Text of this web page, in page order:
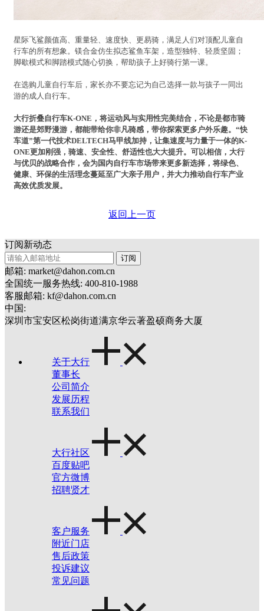
星际飞鲨颜值高、重量轻、速度快、更易骑，满足人们对顶配儿童自
行车的所有想象。镁合金仿生拟态鲨鱼车架，造型独特、轻质坚固；
脚歇模式和脚踏模式随心切换，帮助孩子上好骑行第一课。
在选购儿童自行车后，家长亦不要忘记为自己选择一款与孩子一同出
游的成人自行车。
大行折叠自行车K-ONE，将运动风与实用性完美结合，不论是都市骑
游还是郊野漫游，都能带给你非凡骑感，带你探索更多户外乐趣。“快
车道”第一代技术DELTECH马甲线加持，让集速度与力量于一体的K-
ONE更加刚强，骑速、安全性、舒适性也大大提升。可以相信，大行
与优贝的战略合作，会为国内自行车市场带来更多新选择，将绿色、
健康、环保的生活理念蔓延至广大亲子用户，并大力推动自行车产业
高效优质发展。
返回上一页
订阅新动态
订阅
邮箱: market@dahon.com.cn
全国统一服务热线: 400-810-1988
客服邮箱: kf@dahon.com.cn
中国:
深圳市宝安区松岗街道满京华云著盈硕商务大厦
关于大行
董事长
公司简介
发展历程
联系我们
大行社区
百度贴吧
官方微博
招聘贤才
客户服务
附近门店
售后政策
投诉建议
常见问题